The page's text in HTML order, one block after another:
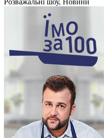
Розважальні шоу, Новини